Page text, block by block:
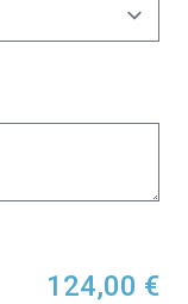
124,00 €